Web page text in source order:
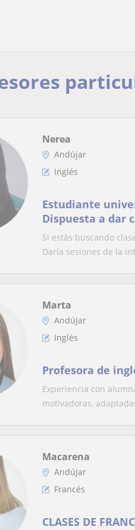
Nerea
Andújar
Inglés
Estudiante
Dispuesta a dar
primaria a
Si estás buscando
Daría sesiones de la
Marta
Andújar
Inglés
Profesora de
Experiencia con
motivadoras,
Macarena
Andújar
Francés
CLASES DE